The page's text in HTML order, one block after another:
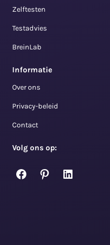
Zelftesten
Testadvies
BreinLab
Informatie
Over ons
Privacy-beleid
Contact
Volg ons op:
Facebook
PinterestLinkedIn